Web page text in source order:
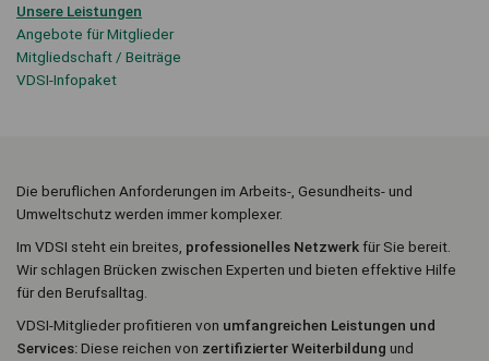
Unsere Leistungen
Angebote für Mitglieder
Mitgliedschaft / Beiträge
VDSI-Infopaket
Die beruflichen Anforderungen im Arbeits-, Gesundheits- und
Umweltschutz werden immer komplexer.
Im VDSI steht ein breites, professionelles Netzwerkfür Sie bereit.
Wir schlagen Brücken zwischen Experten und bieten effektive Hilfe
für den Berufsalltag.
VDSI-Mitglieder profitieren von umfangreichen Leistungen und
Services:Diese reichen von zertifizierter Weiterbildung und